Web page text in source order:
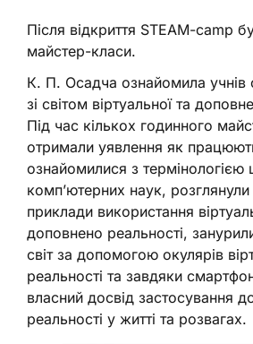
Після відкриття STEAM-camp
майстер-класи.
К. П. Осадча ознайомила учнів
зі світом віртуальної та
Під час кількох годинного
отримали уявлення як працюють
ознайомилися з термінологією
комп’ютерних наук, розглянули
приклади використання
доповнено реальності,
світ за допомогою окулярів
реальності та завдяки
власний досвід застосування
реальності у житті та розвагах.